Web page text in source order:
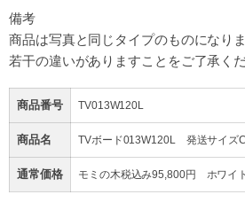
備考
商品は写真と同じタイプのものになりま
若干の違いがありますことをご了承くだ
商品番号 TV013W120L
商品名 TVボード013W120L 発送サイズC
通常価格 モミの木税込み95,800円 ホワイ